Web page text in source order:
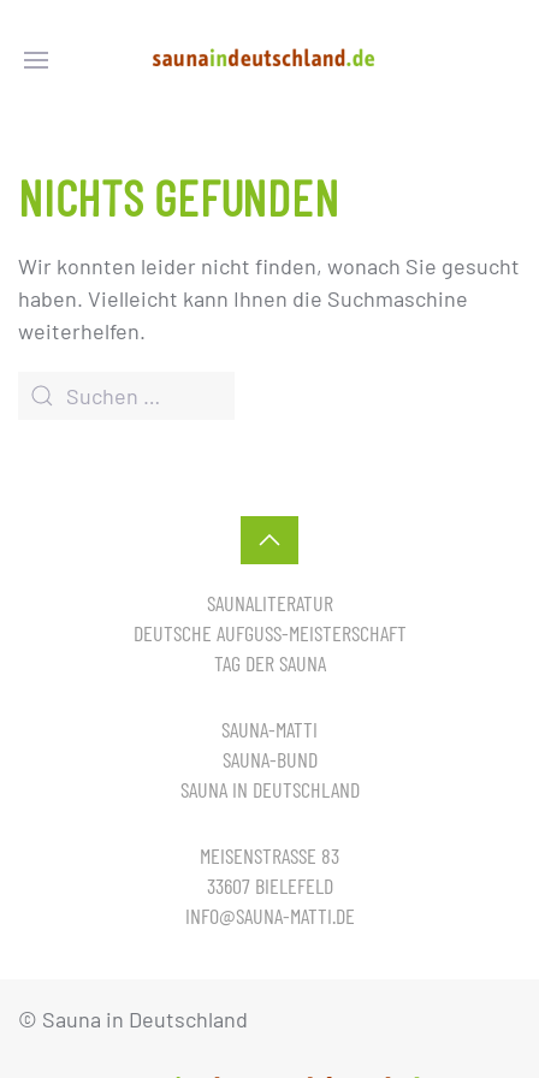
NICHTS GEFUNDEN
Wir konnten leider nicht finden, wonach Sie gesucht
haben. Vielleicht kann Ihnen die Suchmaschine
weiterhelfen.
SAUNALITERATUR
DEUTSCHE AUFGUSS-MEISTERSCHAFT
TAG DER SAUNA
SAUNA-MATTI
SAUNA-BUND
SAUNA IN DEUTSCHLAND
MEISENSTRASSE 83
33607 BIELEFELD
INFO@SAUNA-MATTI.DE
© Sauna in Deutschland